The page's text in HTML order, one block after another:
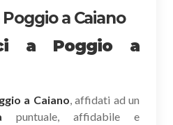
a Caiano
a Poggio a
a Caiano, affidati ad un
puntuale, affidabile e